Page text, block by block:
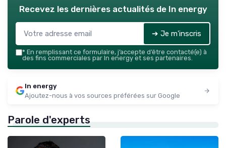
Recevez les dernières actualités de In energy
➔ Je m'inscris
* En remplissant ce formulaire, j’accepte d’être contacté(e) à
des fins commerciales par In energy et ses partenaires.
In energy
Ajoutez-nous à vos sources préférées sur Google
Parole d'experts